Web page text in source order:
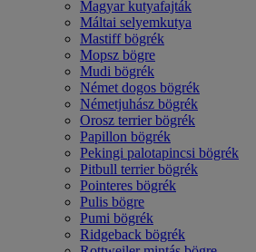
Magyar kutyafajták
Máltai selyemkutya
Mastiff bögrék
Mopsz bögre
Mudi bögrék
Német dogos bögrék
Németjuhász bögrék
Orosz terrier bögrék
Papillon bögrék
Pekingi palotapincsi bögrék
Pitbull terrier bögrék
Pointeres bögrék
Pulis bögre
Pumi bögrék
Ridgeback bögrék